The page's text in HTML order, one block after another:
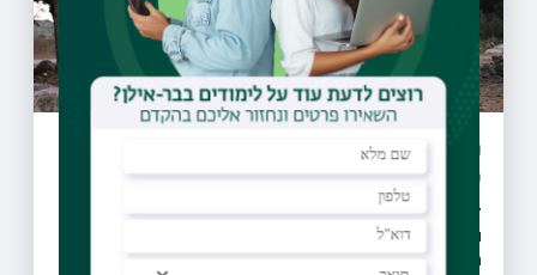
מיזם "קחו אתכם את הזבל" יקודם בעולם
כפורץ דרך
27 מועצות מקומיות ומועצות אזוריות חתמו על אמנת המיזם
והתחייבו לבצע הסברה, חינוך, ואכיפה ברוחו, החלו פעילויות
הסברה חינוך ואכיפה ברשויות ו-30 רשויות נוספות הביעו נכונות